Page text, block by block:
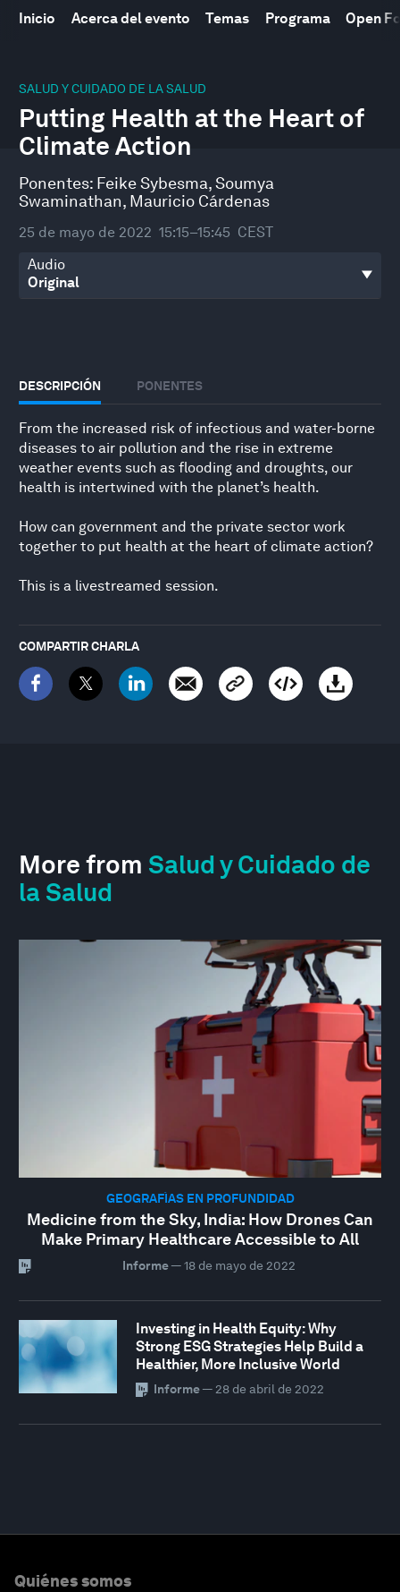
Inicio Acerca del evento Temas Programa Open
SALUD Y CUIDADO DE LA SALUD
Putting Health at the Heart of
Climate Action
Ponentes: Feike Sybesma,Soumya
Swaminathan, Mauricio Cárdenas
25 de mayo de 2022 15:15–15:45 CEST
Audio
DESCRIPCIÓN PONENTES
From the increased risk of infectious and water-borne
diseases to air pollution and the rise in extreme
weather events such as flooding and droughts, our
health is intertwined with the planet’s health.
How can government and the private sector work
together to put health at the heart of climate action?
This is a livestreamed session.
COMPARTIR CHARLA
More from Salud y Cuidado de
la Salud
GEOGRAFÍAS EN PROFUNDIDAD
Medicine from the Sky, India: How Drones Can
Make Primary Healthcare Accessible to All
Informe—18 de mayo de 2022
Investing in Health Equity: Why
Strong ESG Strategies Help Build a
Healthier, More Inclusive World
Informe— 28 de abril de 2022
seconds
32
minutes,
13
seconds
Quiénes somos